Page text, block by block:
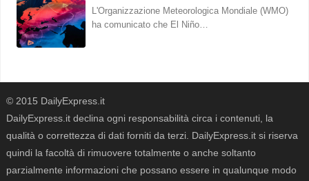
L'Organizzazione Meteorologica Mondiale (WMO)
ha comunicato che El Niño…
© 2015 DailyExpress.it
DailyExpress.it declina ogni responsabilità circa i contenuti, la
qualità o correttezza di dati forniti da terzi. DailyExpress.it si riserva
quindi la facoltà di rimuovere totalmente o anche soltanto
parzialmente informazioni che possano essere in qualunque modo